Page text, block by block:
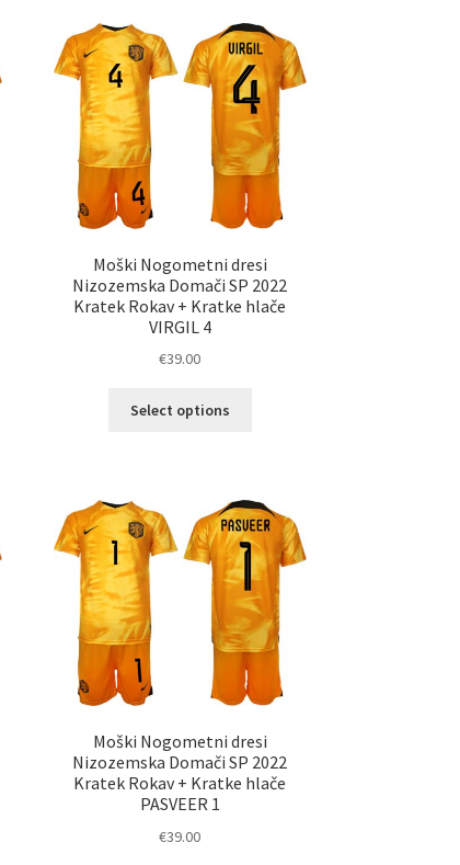
Moški Nogometni dresi
Nizozemska Domači SP 2022
Kratek Rokav + Kratke hlače
VIRGIL 4
€39.00
Select options
različic.
Možnosti
lahko
izberete
na
strani
izdelka
Moški Nogometni dresi
Nizozemska Domači SP 2022
Kratek Rokav + Kratke hlače
PASVEER 1
€39.00